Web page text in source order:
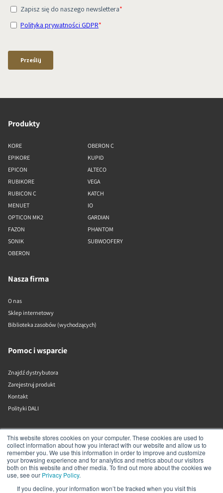
This website stores cookies on your computer. These cookies are used to
collect information about how you interact with our website and allow us to
remember you. We use this information in order to improve and customize
your browsing experience and for analytics and metrics about our visitors
both on this website and other media. To find out more about the cookies we
use, see our Privacy Policy.
If you decline, your information won’t be tracked when you visit this
Produkty
KORE
EPIKORE
EPICON
RUBIKORE
RUBICON C
MENUET
OPTICON MK2
FAZON
SONIK
OBERON
OBERON C
KUPID
ALTECO
VEGA
KATCH
IO
GARDIAN
PHANTOM
SUBWOOFERY
Nasza firma
O nas
Sklep internetowy
Biblioteka zasobów (wychodzących)
Pomoc i wsparcie
Znajdź dystrybutora
Zarejestruj produkt
Kontakt
Polityki DALI
DALI A/S
Dali Allé 1
Nørager
Nordjylland
9610
Dania